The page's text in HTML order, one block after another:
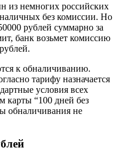
из немногих российских
без комиссии. Но
рублей суммарно за
банк возьмет комиссию
к обналичиванию.
тарифу назначается
условия всех
карты “100 дней без
обналичивания не